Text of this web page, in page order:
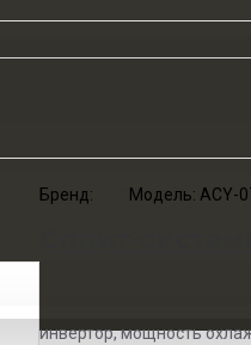
Бренд: Модель: ACY-
инвертор, мощность